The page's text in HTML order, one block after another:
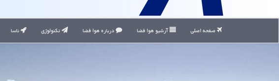
صفحه اصلی آرشیو هوا فضا درباره هوا فضا تکنولوژی ناسا